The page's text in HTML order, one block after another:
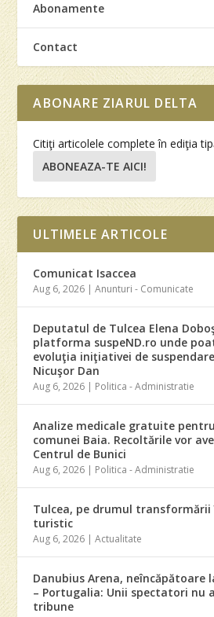
Abonamente
Contact
ABONARE ZIARUL DELTA
Citiţi articolele complete în ediţia
ABONEAZA-TE AICI!
ULTIMELE ARTICOLE
Comunicat Isaccea
Aug 6, 2026 |Anunturi - Comunicate
Deputatul de Tulcea Elena
platforma suspeND.ro unde
evoluţia iniţiativei de
Nicuşor Dan
Aug 6, 2026 | Politica - Administratie
Analize medicale gratuite
comunei Baia. Recoltările vor
Centrul de Bunici
Aug 6, 2026 | Politica - Administratie
Tulcea, pe drumul
turistic
Aug 6, 2026 |Actualitate
Danubius Arena, neîncăpătoare
– Portugalia: Unii spectatori nu
tribune